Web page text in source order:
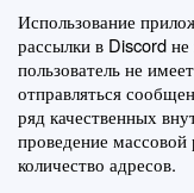
Использование
рассылки в Discord
пользователь не
отправляться
ряд качественных
проведение
количество адресов.
Корзина
₽